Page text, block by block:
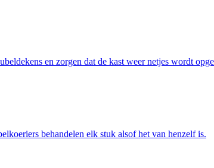
en zorgen dat de kast weer netjes wordt
behandelen elk stuk alsof het van henzelf is.